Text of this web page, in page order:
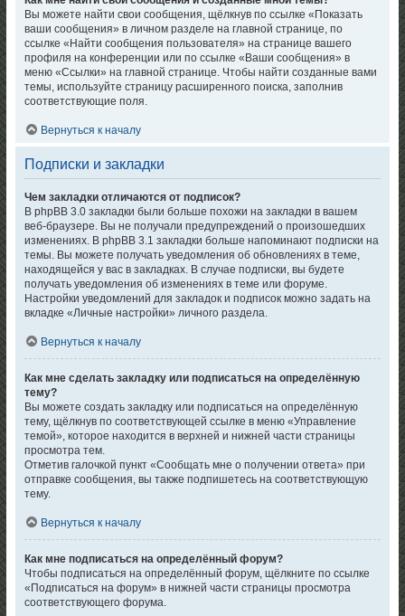
Вы можете найти свои сообщения, щёлкнув по ссылке «Показать
ваши сообщения» в личном разделе на главной странице, по
ссылке «Найти сообщения пользователя» на странице вашего
профиля на конференции или по ссылке «Ваши сообщения» в
меню «Ссылки» на главной странице. Чтобы найти созданные вами
темы, используйте страницу расширенного поиска, заполнив
соответствующие поля.
Вернуться к началу
Подписки и закладки
Чем закладки отличаются от подписок?
В phpBB 3.0 закладки были больше похожи на закладки в вашем
веб-браузере. Вы не получали предупреждений о произошедших
изменениях. В phpBB 3.1 закладки больше напоминают подписки на
темы. Вы можете получать уведомления об обновлениях в теме,
находящейся у вас в закладках. В случае подписки, вы будете
получать уведомления об изменениях в теме или форуме.
Настройки уведомлений для закладок и подписок можно задать на
вкладке «Личные настройки» личного раздела.
Вернуться к началу
Как мне сделать закладку или подписаться на определённую
тему?
Вы можете создать закладку или подписаться на определённую
тему, щёлкнув по соответствующей ссылке в меню «Управление
темой», которое находится в верхней и нижней части страницы
просмотра тем.
Отметив галочкой пункт «Сообщать мне о получении ответа» при
отправке сообщения, вы также подпишетесь на соответствующую
тему.
Вернуться к началу
Как мне подписаться на определённый форум?
Чтобы подписаться на определённый форум, щёлкните по ссылке
«Подписаться на форум» в нижней части страницы просмотра
соответствующего форума.